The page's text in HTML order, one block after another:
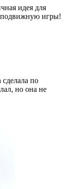
идея для
игры!
по
но она не